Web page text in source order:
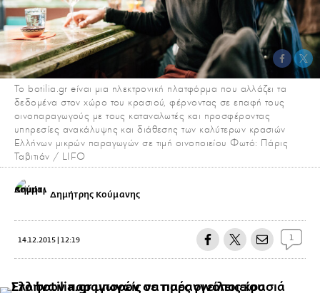
Το botilia.gr eίναι μια ηλεκτρονική πλατφόρμα που αλλάζει τα
δεδομένα στον χώρο του κρασιού, φέρνοντας σε επαφή τους
οινοπαραγωγούς με τους καταναλωτές και προσφέροντας
υπηρεσίες ανακάλυψης και διάθεσης των καλύτερων κρασιών
Ελλήνων μικρών παραγωγών σε τιμή οινοποιείου Φωτό: Πάρις
Ταβιτιάν / LIFO
Δημήτρης Κούμανης
14.12.2015 | 12:19 1